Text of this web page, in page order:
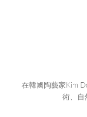
在韓國陶藝家Kim
術、自